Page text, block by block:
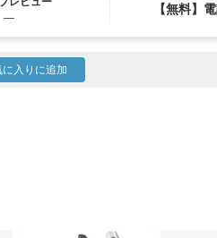
―
【無料】
入りに追加